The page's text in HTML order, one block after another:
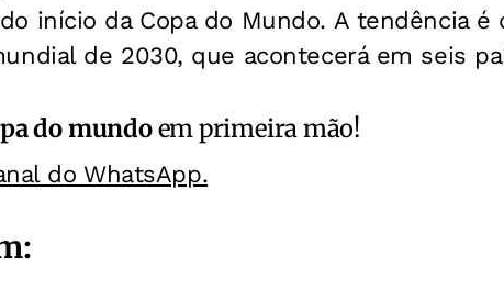
início da Copa do Mundo. A tendência é
de 2030, que acontecerá em seis
do mundoem primeira mão!
do WhatsApp.